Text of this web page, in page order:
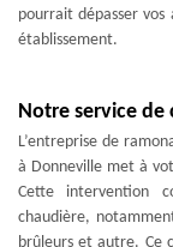
pourrait dépasser
établissement.
Notre service
L’entreprise de
à Donneville met à
Cette intervention
chaudière,
brûleurs et autre. Ce